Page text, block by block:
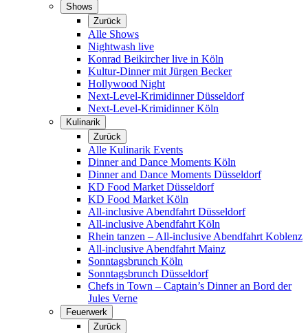
Shows
Zurück
Alle Shows
Nightwash live
Konrad Beikircher live in Köln
Kultur-Dinner mit Jürgen Becker
Hollywood Night
Next-Level-Krimidinner Düsseldorf
Next-Level-Krimidinner Köln
Kulinarik
Zurück
Alle Kulinarik Events
Dinner and Dance Moments Köln
Dinner and Dance Moments Düsseldorf
KD Food Market Düsseldorf
KD Food Market Köln
All-inclusive Abendfahrt Düsseldorf
All-inclusive Abendfahrt Köln
Rhein tanzen – All-inclusive Abendfahrt Koblenz
All-inclusive Abendfahrt Mainz
Sonntagsbrunch Köln
Sonntagsbrunch Düsseldorf
Chefs in Town – Captain’s Dinner an Bord der
Jules Verne
Feuerwerk
Zurück